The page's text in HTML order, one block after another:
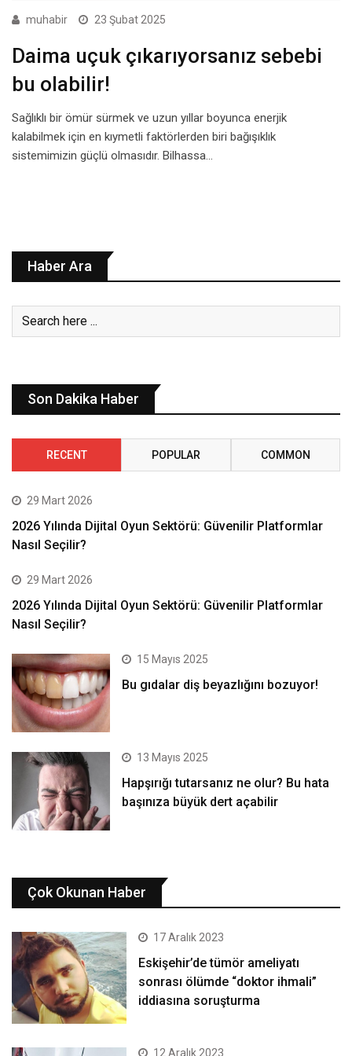
muhabir 23 Şubat 2025
Daima uçuk çıkarıyorsanız sebebi
bu olabilir!
Sağlıklı bir ömür sürmek ve uzun yıllar boyunca enerjik
kalabilmek için en kıymetli faktörlerden biri bağışıklık
sistemimizin güçlü olmasıdır. Bilhassa…
Haber Ara
Son Dakika Haber
RECENT POPULAR COMMON
29 Mart 2026
2026 Yılında Dijital Oyun Sektörü: Güvenilir Platformlar
Nasıl Seçilir?
29 Mart 2026
2026 Yılında Dijital Oyun Sektörü: Güvenilir Platformlar
Nasıl Seçilir?
15 Mayıs 2025
Bu gıdalar diş beyazlığını bozuyor!
13 Mayıs 2025
Hapşırığı tutarsanız ne olur? Bu hata
başınıza büyük dert açabilir
Çok Okunan Haber
17 Aralık 2023
Eskişehir’de tümör ameliyatı
sonrası ölümde “doktor ihmali”
iddiasına soruşturma
12 Aralık 2023